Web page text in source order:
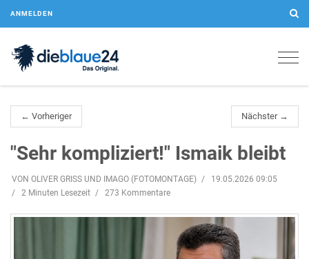
ANMELDEN
← Vorheriger Nächster →
"Sehr kompliziert!" Ismaik bleibt
VON OLIVER GRISS UND IMAGO (FOTOMONTAGE)
19.05.2026 09:05
2 Minuten Lesezeit
273 Kommentare